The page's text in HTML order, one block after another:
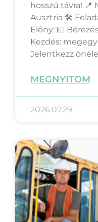
hosszú távra! 📍
Ausztria 🛠
Előny: 💶
Kezdés:
Jelentkezz
MEGNYITOM
2026.07.29.